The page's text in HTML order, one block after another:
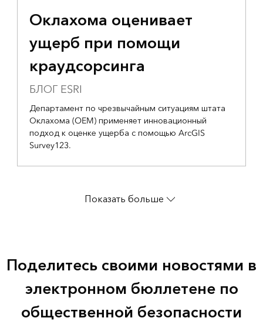
Оклахома оценивает
ущерб при помощи
краудсорсинга
БЛОГ ESRI
Департамент по чрезвычайным ситуациям штата
Оклахома (OEM) применяет инновационный
подход к оценке ущерба с помощью ArcGIS
Survey123.
Показать больше
Поделитесь своими новостями в
электронном бюллетене по
общественной безопасности